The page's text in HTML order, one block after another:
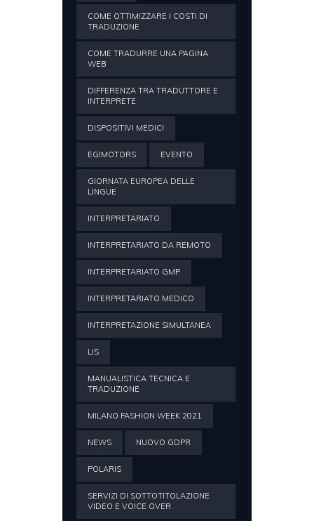
COME OTTIMIZZARE I COSTI DI
TRADUZIONE
COME TRADURRE UNA PAGINA
WEB
DIFFERENZA TRA TRADUTTORE E
INTERPRETE
DISPOSITIVI MEDICI
EGIMOTORS EVENTO
GIORNATA EUROPEA DELLE
LINGUE
INTERPRETARIATO
INTERPRETARIATO DA REMOTO
INTERPRETARIATO GMP
INTERPRETARIATO MEDICO
INTERPRETAZIONE SIMULTANEA
LIS
MANUALISTICA TECNICA E
TRADUZIONE
MILANO FASHION WEEK 2021
NEWS NUOVO GDPR
POLARIS
SERVIZI DI SOTTOTITOLAZIONE
VIDEO E VOICE OVER